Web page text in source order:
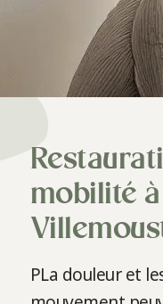
mobilité à
PLa douleur et